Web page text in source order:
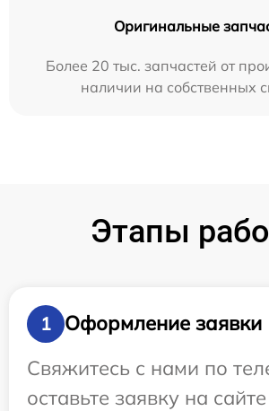
Оригинальные
Более 20 тыс. запчастей от
наличии на собственных
Этапы
1
Оформление заявки
Свяжитесь с нами по
оставьте заявку на сайте